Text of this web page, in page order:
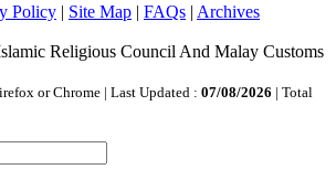
Policy | Site Map | FAQs | Archives
Religious Council And Malay Customs
or Chrome | Last Updated : 07/08/2026 | Total